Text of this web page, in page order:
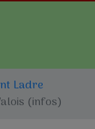
Ladre
(infos)